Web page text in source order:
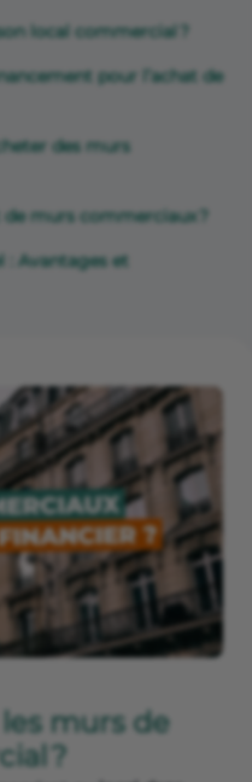
local commercial ?
pour l’achat de
des murs
de murs commerciaux ?
: Avantages et
murs de
?